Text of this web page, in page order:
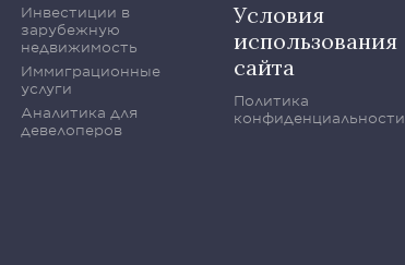
Инвестиции в
зарубежную
недвижимость
Иммиграционные
услуги
Аналитика для
девелоперов
Условия
использования
сайта
Политика
конфиденциальности